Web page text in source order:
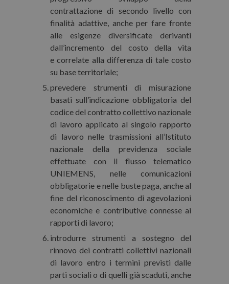
contrattazione di secondo livello con
finalità adattive, anche per fare fronte
alle esigenze diversificate derivanti
dall’incremento del costo della vita
e correlate alla differenza di tale costo
su base territoriale;
prevedere strumenti di misurazione
basati sull’indicazione obbligatoria del
codice del contratto collettivo nazionale
di lavoro applicato al singolo rapporto
di lavoro nelle trasmissioni all’Istituto
nazionale della previdenza sociale
effettuate con il flusso telematico
UNIEMENS, nelle comunicazioni
obbligatorie e nelle buste paga, anche al
fine del riconoscimento di agevolazioni
economiche e contributive connesse ai
rapporti di lavoro;
introdurre strumenti a sostegno del
rinnovo dei contratti collettivi nazionali
di lavoro entro i termini previsti dalle
parti sociali o di quelli già scaduti, anche